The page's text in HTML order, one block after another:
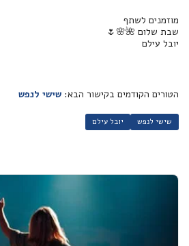
מוזמנים לשתף
שבת שלום 🌺🌸🌷
יובל עילם
הטורים הקודמים בקישור הבא: שישי לנפש
שישי לנפש יובל עילם